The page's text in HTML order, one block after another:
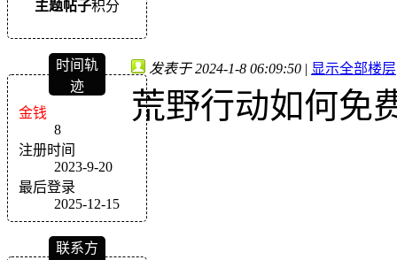
主题帖子积分
时间轨
迹
金钱
8
注册时间
2023-9-20
最后登录
2025-12-15
联系方
发表于 2024-1-8 06:09:50 | 显示全部楼层
荒野行动如何免